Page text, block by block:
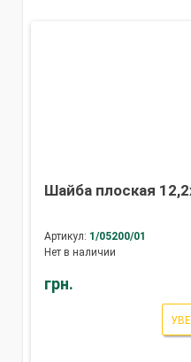
Шайба плоская
Артикул: 1/05200/01
Нет в наличии
грн.